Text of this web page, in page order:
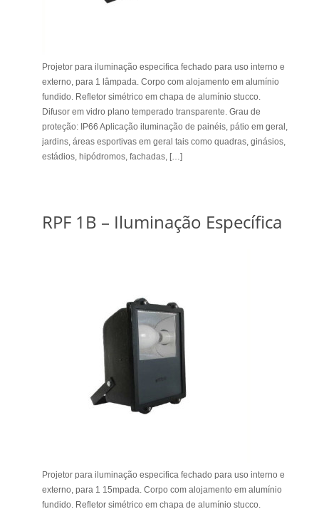
Projetor para iluminação especifica fechado para uso interno e
externo, para 1 lâmpada. Corpo com alojamento em alumínio
fundido. Refletor simétrico em chapa de alumínio stucco.
Difusor em vidro plano temperado transparente. Grau de
proteção: IP66 Aplicação iluminação de painéis, pátio em geral,
jardins, áreas esportivas em geral tais como quadras, ginásios,
estádios, hipódromos, fachadas, […]
RPF 1B – Iluminação Específica
Projetor para iluminação especifica fechado para uso interno e
externo, para 1 15mpada. Corpo com alojamento em alumínio
fundido. Refletor simétrico em chapa de alumínio stucco.